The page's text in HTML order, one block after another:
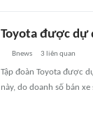
Toyota được dự
Bnews 3 liên quan
Tập đoàn Toyota được
này, do doanh số bán